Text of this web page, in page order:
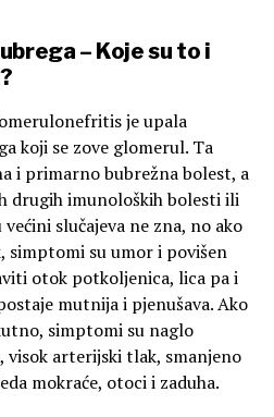
– Koje su to i
je upala
koji se zove glomerul. Ta
i primarno bubrežna bolest, a
drugih imunoloških bolesti ili
slučajeva ne zna, no ako
simptomi su umor i povišen
otok potkoljenica, lica pa i
mutnija i pjenušava. Ako
simptomi su naglo
visok arterijski tlak, smanjeno
mokraće, otoci i zaduha.